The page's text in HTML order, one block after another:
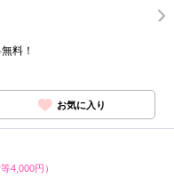
料！
お気に入り
4,000円）